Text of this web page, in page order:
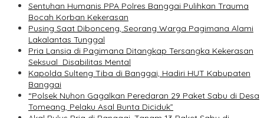
Sentuhan Humanis PPA Polres Banggai Pulihkan Trauma
Bocah Korban Kekerasan
Pusing Saat Dibonceng, Seorang Warga Pagimana Alami
Lakalantas Tunggal
Pria Lansia di Pagimana Ditangkap Tersangka Kekerasan
Seksual Disabilitas Mental
Kapolda Sulteng Tiba di Banggai, Hadiri HUT Kabupaten
Banggai
“Polsek Nuhon Gagalkan Peredaran 29 Paket Sabu di Desa
Tomeang, Pelaku Asal Bunta Diciduk”